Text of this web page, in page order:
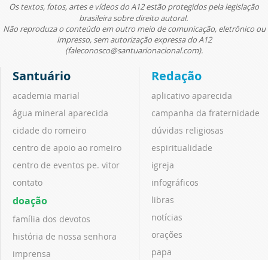
Os textos, fotos, artes e vídeos do A12 estão protegidos pela legislação
brasileira sobre direito autoral.
Não reproduza o conteúdo em outro meio de comunicação, eletrônico ou
impresso, sem autorização expressa do A12
(faleconosco@santuarionacional.com).
Santuário
academia marial
água mineral aparecida
cidade do romeiro
centro de apoio ao romeiro
centro de eventos pe. vitor
contato
doação
família dos devotos
história de nossa senhora
imprensa
Redação
aplicativo aparecida
campanha da fraternidade
dúvidas religiosas
espiritualidade
igreja
infográficos
libras
notícias
orações
papa